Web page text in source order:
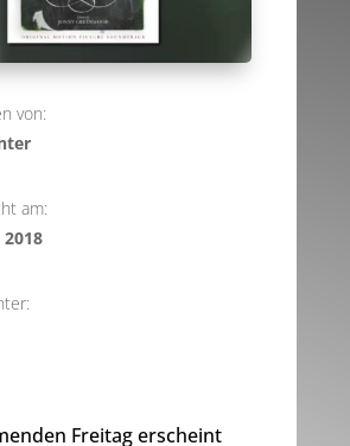
von:
am:
Freitag erscheint